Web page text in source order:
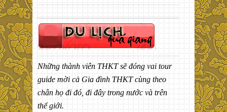
Những thành viên THKT sẽ đóng vai tour
guide mời cả Gia đình THKT cùng theo
chân họ đi đó, đi đây trong nước và trên
thế giới.